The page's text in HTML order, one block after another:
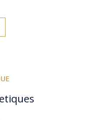
bain et un wc
couverte exposée